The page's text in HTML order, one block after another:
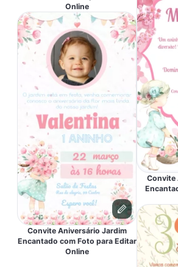
Online
Convite Aniversário Jardim
Encantado com Foto para Editar
Online
Convite